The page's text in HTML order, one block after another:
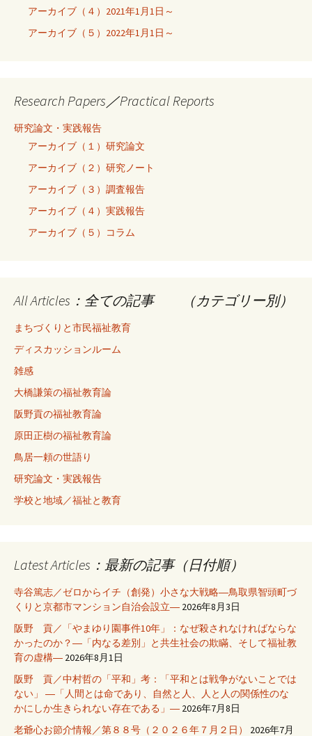
アーカイブ（４）2021年1月1日～
アーカイブ（５）2022年1月1日～
Research Papers／Practical Reports
研究論文・実践報告
アーカイブ（１）研究論文
アーカイブ（２）研究ノート
アーカイブ（３）調査報告
アーカイブ（４）実践報告
アーカイブ（５）コラム
All Articles：全ての記事 （カテゴリー別）
まちづくりと市民福祉教育
ディスカッションルーム
雑感
大橋謙策の福祉教育論
阪野貢の福祉教育論
原田正樹の福祉教育論
鳥居一頼の世語り
研究論文・実践報告
学校と地域／福祉と教育
Latest Articles：最新の記事（日付順）
寺谷篤志／ゼロからイチ（創発）小さな大戦略―鳥取県智頭町づ
くりと京都市マンション自治会設立― 2026年8月3日
阪野 貢／「やまゆり園事件10年」：なぜ殺されなければならな
かったのか？―「内なる差別」と共生社会の欺瞞、そして福祉教
育の虚構― 2026年8月1日
阪野 貢／中村哲の「平和」考：「平和とは戦争がないことでは
ない」 ―「人間とは命であり、自然と人、人と人の関係性のな
かにしか生きられない存在である」― 2026年7月8日
老爺心お節介情報／第８８号（２０２６年７月２日）
2026年7月